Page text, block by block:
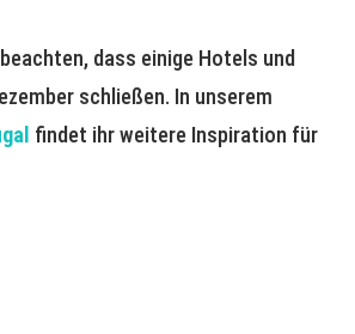
dass einige Hotels und
schließen. In unserem
findet ihr weitere Inspiration für